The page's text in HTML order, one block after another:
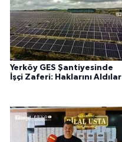
Yerköy GES Şantiyesinde
İşçi Zaferi: Haklarını Aldılar